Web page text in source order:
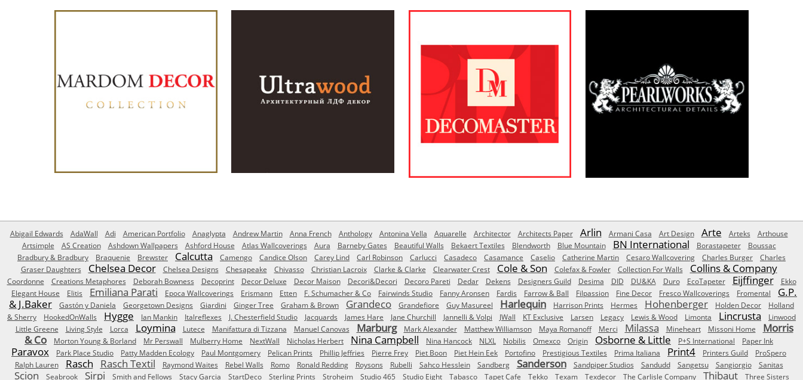
Abigail Edwards AdaWall Adi American Portfolio Anaglypta Andrew Martin Anna French Anthology Antonina Vella Aquarelle Architector Architects Paper Arlin Armani Casa Art Design Arte Arteks
Arthouse
Artsimple
AS Creation Ashdown Wallpapers Ashford House Atlas Wallcoverings Aura Barneby Gates Beautiful Walls Bekaert Textiles Blendworth Blue Mountain BN International Borastapeter
Boussac
Bradbury & Bradbury
Braquenie Brewster Calcutta Camengo Candice Olson Carey Lind Carl Robinson Carlucci Casadeco Casamance Caselio Catherine Martin Cesaro Wallcovering Charles Burger
Charles
Graser Daughters
Chelsea Decor Chelsea Designs Chesapeake Chivasso Christian Lacroix Clarke & Clarke Clearwater Crest Cole & Son Colefax & Fowler Collection For Walls Collins & Company
Coordonne Creations Metaphores Deborah Bowness Decoprint Decor Deluxe Decor Maison Decori&Decori Decoro Pareti Dedar Dekens Designers Guild Desima DID DU&KA Duro EcoTapeter Eijffinger
Ekko
Elegant House
Elitis Emiliana Parati Epoca Wallcoverings Erismann Etten F. Schumacher & Co Fairwinds Studio Fanny Aronsen Fardis Farrow & Ball Filpassion Fine Decor Fresco Wallcoverings Fromental
G.P.
& J.Baker
Gastón y Daniela Georgetown Designs Giardini Ginger Tree Graham & Brown Grandeco Grandefiore Guy Masureel Harlequin Harrison Prints Hermes Hohenberger Holden Decor
Holland
& Sherry
HookedOnWalls Hygge Ian Mankin Italreflexes J. Chesterfield Studio Jacquards James Hare Jane Churchill Jannelli & Volpi JWall KT Exclusive Larsen Legacy Lewis & Wood Limonta Lincrusta
Linwood
Little Greene
Living Style Lorca Loymina Lutece Manifattura di Tizzana Manuel Canovas Marburg Mark Alexander Matthew Williamson Maya Romanoff Merci Milassa Mineheart Missoni Home
Morris
& Co
Morton Young & Borland Mr Perswall Mulberry Home NextWall Nicholas Herbert Nina Campbell Nina Hancock NLXL Nobilis Omexco Origin Osborne & Little P+S International Paper Ink
Paravox Park Place Studio Patty Madden Ecology Paul Montgomery Pelican Prints Phillip Jeffries Pierre Frey Piet Boon Piet Hein Eek Portofino Prestigious Textiles Prima Italiana Print4 Printers Guild
ProSpero
Ralph Lauren
Rasch Rasch Textil Raymond Waites Rebel Walls Romo Ronald Redding Roysons Rubelli Sahco Hesslein Sandberg Sanderson Sandpiper Studios Sandudd Sangetsu Sangiorgio Sanitas
Scion Seabrook Sirpi Smith and Fellows Stacy Garcia StartDeco Sterling Prints Stroheim Studio 465 Studio Eight Tabasco Tapet Cafe Tekko Texam Texdecor The Carlisle Company Thibaut Three Sisters